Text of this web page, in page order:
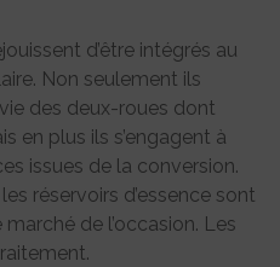
d’être intégrés au
Non seulement ils
des deux-roues dont
en plus ils s’engagent à
issues de la conversion.
réservoirs d’essence sont
de l’occasion. Les